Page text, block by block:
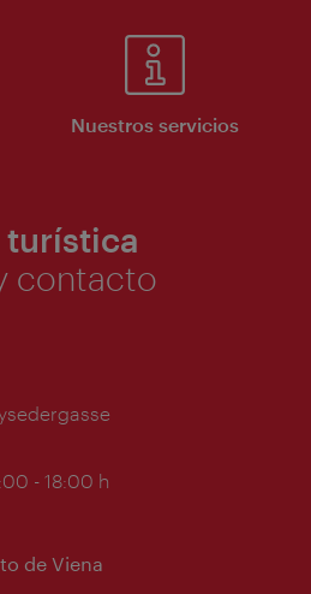
Nuestros servicios
contacto
- 18:00 h
de Viena